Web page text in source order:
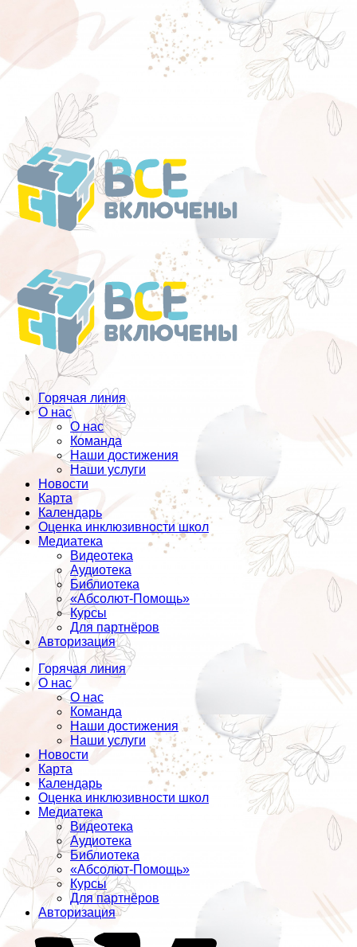
Перейти
к
содержанию
Горячая линия
О нас
О нас
Команда
Наши достижения
Наши услуги
Новости
Карта
Календарь
Оценка инклюзивности школ
Медиатека
Видеотека
Аудиотека
Библиотека
«Абсолют-Помощь»
Курсы
Для партнёров
Авторизация
Горячая линия
О нас
О нас
Команда
Наши достижения
Наши услуги
Новости
Карта
Календарь
Оценка инклюзивности школ
Медиатека
Видеотека
Аудиотека
Библиотека
«Абсолют-Помощь»
Курсы
Для партнёров
Авторизация